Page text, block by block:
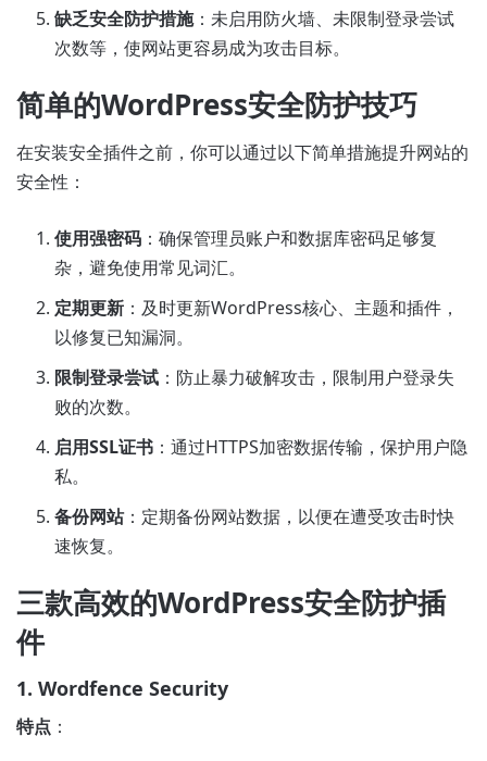
缺乏安全防护措施：未启用防火墙、未限制登录尝试
次数等，使网站更容易成为攻击目标。
简单的WordPress安全防护技巧
在安装安全插件之前，你可以通过以下简单措施提升网站的
安全性：
使用强密码 ：确保管理员账户和数据库密码足够复
杂，避免使用常见词汇。
定期更新 ：及时更新WordPress核心、主题和插件，
以修复已知漏洞。
限制登录尝试 ：防止暴力破解攻击，限制用户登录失
败的次数。
启用SSL证书 ：通过HTTPS加密数据传输，保护用户隐
私。
备份网站：定期备份网站数据，以便在遭受攻击时快
速恢复。
三款高效的WordPress安全防护插
件
1. Wordfence Security
特点 ：